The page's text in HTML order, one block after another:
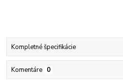
Kompletné špecifikácie
Komentáre 0